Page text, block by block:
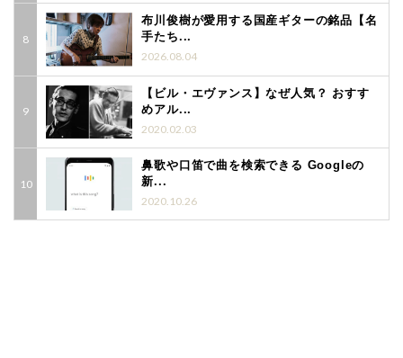
布川俊樹が愛用する国産ギターの銘品【名
手たち...
2026.08.04
【ビル・エヴァンス】なぜ人気？ おすす
めアル...
2020.02.03
鼻歌や口笛で曲を検索できる Googleの
新...
2020.10.26